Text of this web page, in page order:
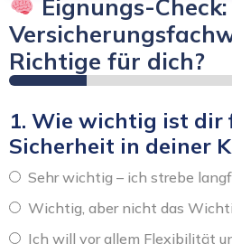
Eignungs-
Richtige für dich?
1. Wie wichtig ist dir
Sicherheit in deiner
Sehr wichtig – ich strebe
Wichtig, aber nicht das
Ich will vor allem Flexibilität